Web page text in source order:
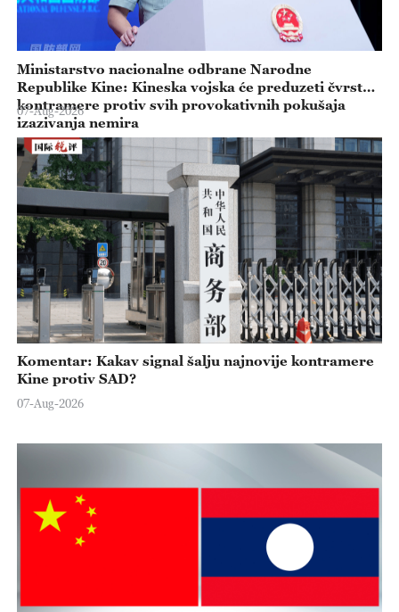
Ministarstvo nacionalne odbrane Narodne
Republike Kine: Kineska vojska će preduzeti čvrste
kontramere protiv svih provokativnih pokušaja
izazivanja nemira
07-Aug-2026
Komentar: Kakav signal šalju najnovije kontramere
Kine protiv SAD?
07-Aug-2026